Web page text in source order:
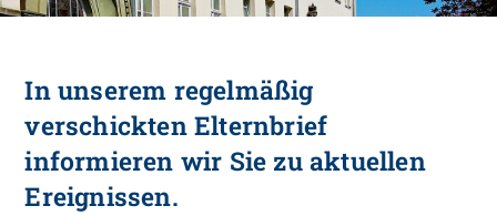
In unserem regelmäßig
verschickten Elternbrief
informieren wir Sie zu aktuellen
Ereignissen.